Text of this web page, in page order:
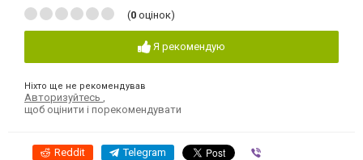
(0 оцінок)
Я рекомендую
Ніхто ще не рекомендував
Авторизуйтесь ,
щоб оцінити і порекомендувати
Reddit Telegram